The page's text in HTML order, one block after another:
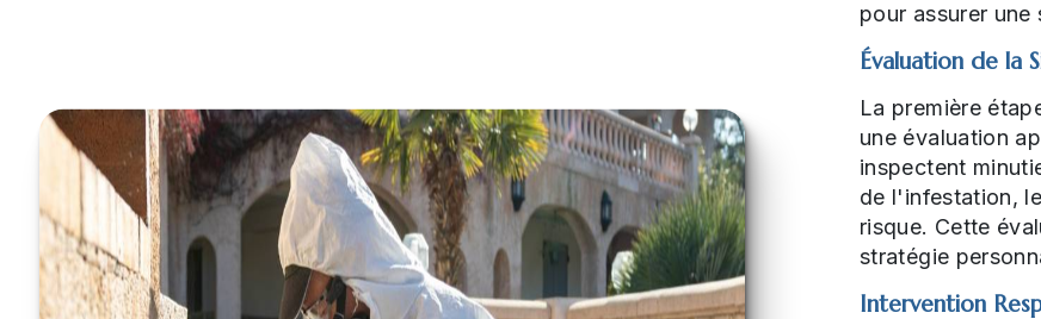
pour assurer
Évaluation de la
La première
une évaluation
inspectent
de l'infestation,
risque. Cette
stratégie
Intervention